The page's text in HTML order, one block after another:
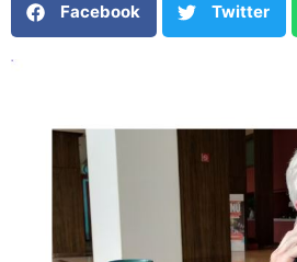
Facebook Twitter